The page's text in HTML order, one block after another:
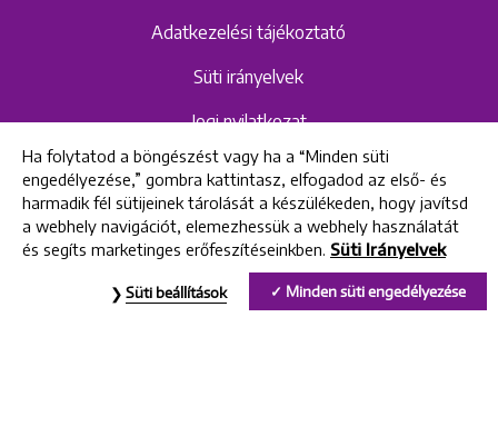
Adatkezelési tájékoztató
Süti irányelvek
Jogi nyilatkozat
Hangrögzítéshez kapcsolódó adatvédelmi
szabályzat és tájékoztató
Uniklinik Fogászati és Implantációs Központ
Ha folytatod a böngészést vagy ha a “Minden süti
engedélyezése,” gombra kattintasz, elfogadod az első- és
harmadik fél sütijeinek tárolását a készülékeden, hogy javítsd
a webhely navigációt, elemezhessük a webhely használatát
és segíts marketinges erőfeszítéseinkben. Süti Irányelvek
Minden süti engedélyezése
Süti beállítások